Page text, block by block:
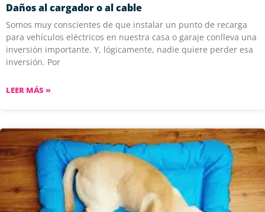
Daños al cargador o al cable
Somos muy conscientes de que instalar un punto de recarga
para vehículos eléctricos en nuestra casa o garaje conlleva una
inversión importante. Y, lógicamente, nadie quiere perder esa
inversión. Por
LEER MÁS »